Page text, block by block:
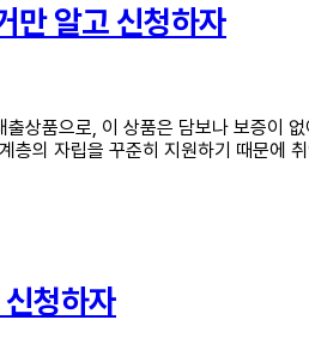
만 알고 신청하자
상품으로, 이 상품은 담보나 보증이
의 자립을 꾸준히 지원하기 때문에
청하자